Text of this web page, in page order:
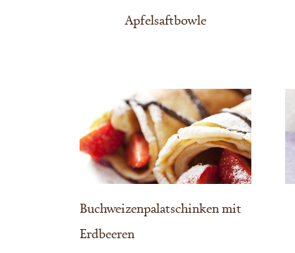
Apfelsaftbowle
Buchweizenpalatschinken mit
Erdbeeren